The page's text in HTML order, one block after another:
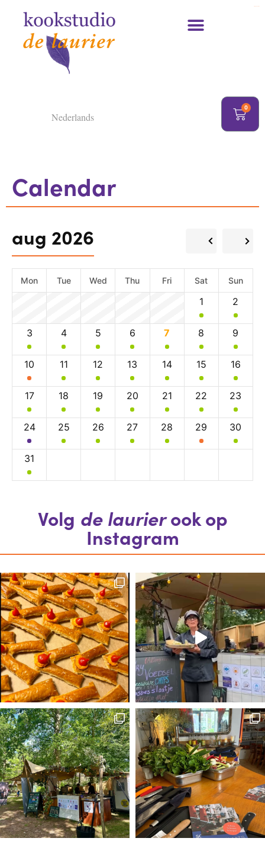
Nederlands
0
Calendar
aug 2026
Mon Tue Wed Thu Fri Sat Sun
1 2
3 4 5 6 7 8 9
10 11 12 13 14 15 16
17 18 19 20 21 22 23
24 25 26 27 28 29 30
31
Volg de laurierook op
Instagram